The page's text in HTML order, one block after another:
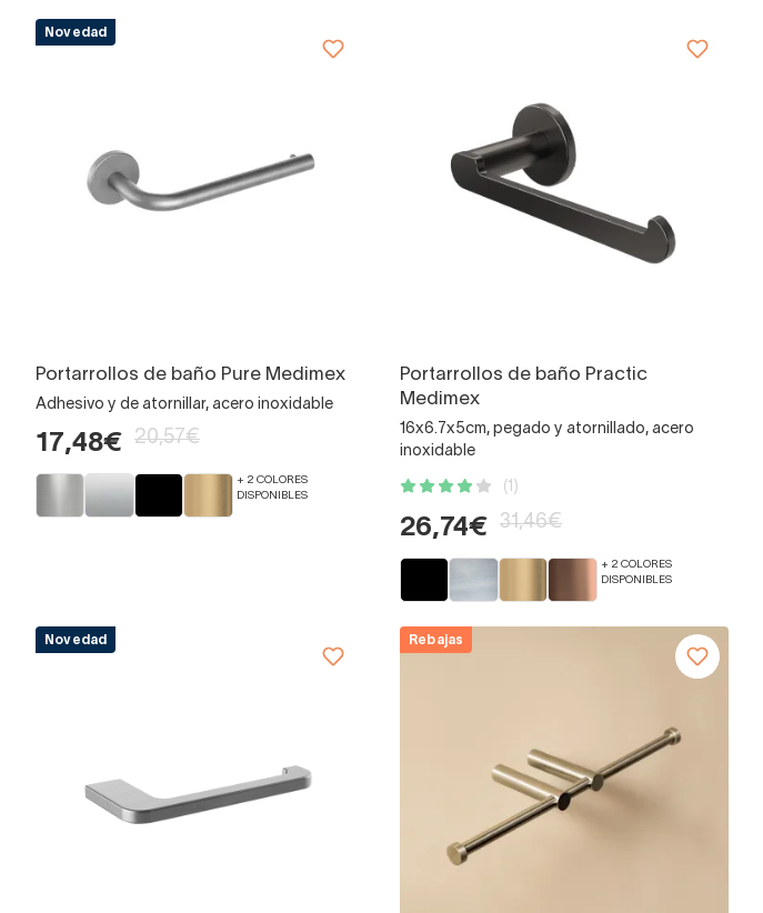
Novedad
Portarrollos de baño Pure Medimex
Adhesivo y de atornillar, acero inoxidable
17,48€ 20,57€
+ 2 COLORES
DISPONIBLES
Portarrollos de baño Practic
Medimex
16x6.7x5cm, pegado y atornillado, acero
inoxidable
(1)
26,74€ 31,46€
+ 2 COLORES
DISPONIBLES
Novedad Rebajas